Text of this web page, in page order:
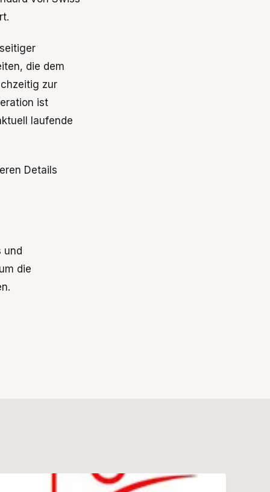
die dem
zur
ist
laufende
Details
und
die